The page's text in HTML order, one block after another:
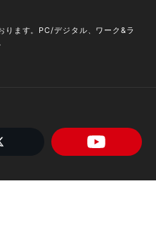
ります。PC/デジタル、ワーク&ラ